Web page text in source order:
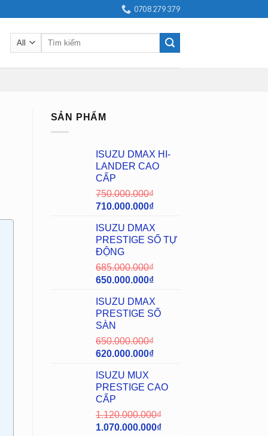
0708 279 379
Search
SẢN PHẨM
ISUZU DMAX HI-
LANDER CAO
CẤP
750.000.000₫
710.000.000₫
ISUZU DMAX
PRESTIGE SỐ TỰ
ĐỘNG
685.000.000₫
650.000.000₫
ISUZU DMAX
PRESTIGE SỐ
SÀN
650.000.000₫
620.000.000₫
ISUZU MUX
PRESTIGE CAO
CẤP
1.120.000.000₫
1.070.000.000₫